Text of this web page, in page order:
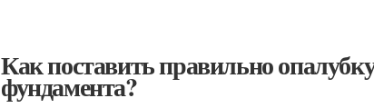
Как поставить правильно
фундамента?